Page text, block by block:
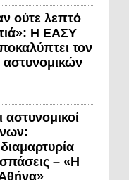
ούτε λεπτό
Η ΕΑΣΥ
τον
αστυνομικοί
– «Η